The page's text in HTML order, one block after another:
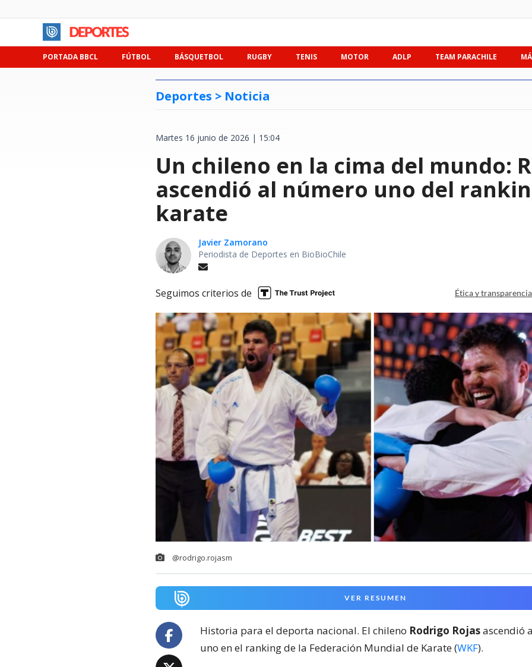
PORTADA BBCL FÚTBOL BÁSQUETBOL RUGBY TENIS MOTOR ADLP TEAM PARACHILE
Deportes > Noticia
Martes 16 junio de 2026 | 15:04
Un chileno en la cima del mundo:
ascendió al número uno del
karate
Javier Zamorano
Periodista de Deportes en BioBioChile
Seguimos criterios de Ética y
@rodrigo.rojasm
VER RESUMEN
Historia para el deporta nacional. El chileno Rodrigo Rojasascendió
uno en el ranking de la Federación Mundial de Karate (WKF).